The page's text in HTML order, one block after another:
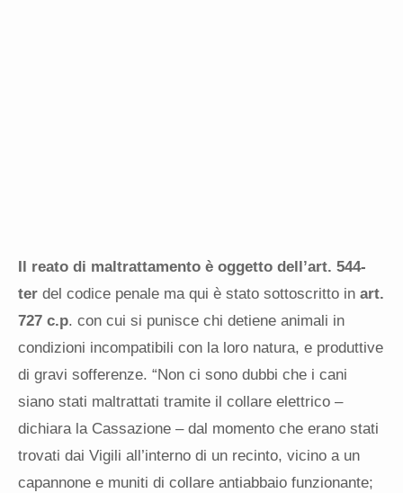
Il reato di maltrattamento è oggetto dell’art. 544-
ter del codice penale ma qui è stato sottoscritto in art.
727 c.p. con cui si punisce chi detiene animali in
condizioni incompatibili con la loro natura, e produttive
di gravi sofferenze. “Non ci sono dubbi che i cani
siano stati maltrattati tramite il collare elettrico –
dichiara la Cassazione – dal momento che erano stati
trovati dai Vigili all’interno di un recinto, vicino a un
capannone e muniti di collare antiabbaio funzionante;